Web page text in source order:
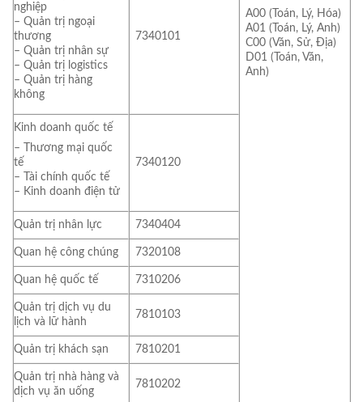
A00 (Toán, Lý, Hóa)
A01 (Toán, Lý, Anh)
C00 (Văn, Sử, Địa)
D01 (Toán, Văn,
Anh)
nghiệp
– Quản trị ngoại
thương
– Quản trị nhân sự
– Quản trị logistics
– Quản trị hàng
không
7340101
Kinh doanh quốc tế
– Thương mại quốc
tế
– Tài chính quốc tế
– Kinh doanh điện tử
7340120
Quản trị nhân lực 7340404
Quan hệ công chúng 7320108
Quan hệ quốc tế 7310206
Quản trị dịch vụ du
lịch và lữ hành
7810103
Quản trị khách sạn 7810201
Quản trị nhà hàng và
dịch vụ ăn uống
7810202